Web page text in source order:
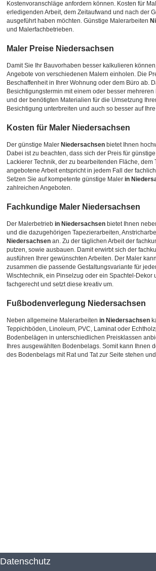
Kostenvoranschläge anfordern können. Kosten für
erledigenden Arbeit, dem Zeitaufwand und nach der
ausgeführt haben möchten. Günstige Malerarbeiten
und Malerfachbetrieben.
Maler Preise Niedersachsen
Damit Sie Ihr Bauvorhaben besser kalkulieren
Angebote von verschiedenen Malern einholen. Die
Beschaffenheit in Ihrer Wohnung oder dem Büro ab.
Besichtigungstermin mit einem oder besser
und der benötigten Materialien für die Umsetzung
Besichtigung unterbreiten und auch so besser auf
Kosten für Maler Niedersachsen
Der günstige Maler Niedersachsen bietet Ihnen
Dabei ist zu beachten, dass sich der Preis für
Lackierer Technik, der zu bearbeitenden Fläche,
angebotene Arbeit entspricht in jedem Fall der
Setzen Sie auf kompetente günstige Maler in
zahlreichen Angeboten.
Fachkundige Maler Niedersachsen
Der Malerbetrieb in Niedersachsen bietet Ihnen
und die dazugehörigen Tapezierarbeiten,
Niedersachsen an. Zu der täglichen Arbeit der
putzen, sowie ausbauen. Damit erwirbt sich der
ausführen Ihrer gewünschten Arbeiten. Der Maler
zusammen die passende Gestaltungsvariante für
Wischtechnik, ein Pinselzug oder ein Spachtel-
fachgerecht und setzt diese kreativ um.
Fußbodenverlegung Niedersachsen
Neben allgemeine Malerarbeiten in Niedersachsen
Teppichböden, Linoleum, PVC, Laminat oder
Bodenbelägen in unterschiedlichen Preisklassen
Ihres ausgewählten Bodenbelags. Somit kann Ihnen
des Bodenbelags mit Rat und Tat zur Seite stehen
Datenschutz